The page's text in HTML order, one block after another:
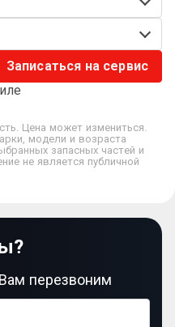
Записаться на сервис
Цена может измениться.
модели и возраста
запасных частей и
не является публичной
перезвоним